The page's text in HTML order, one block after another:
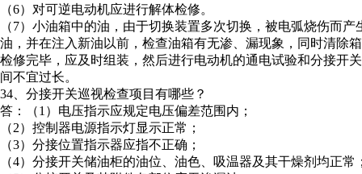
（6）对可逆电动机应进行解体检修。
（7）小油箱中的油，由于切换装置多次切换，被电弧烧伤而
油，并在注入新油以前，检查油箱有无渗、漏现象，同时清除
检修完毕，应及时组装，然后进行电动机的通电试验和分接开
间不宜过长。
34、分接开关巡视检查项目有哪些？
答：（1）电压指示应规定电压偏差范围内；
（2）控制器电源指示灯显示正常；
（3）分接位置指示器应指不正确；
（4）分接开关储油柜的油位、油色、吸温器及其干燥剂均正常